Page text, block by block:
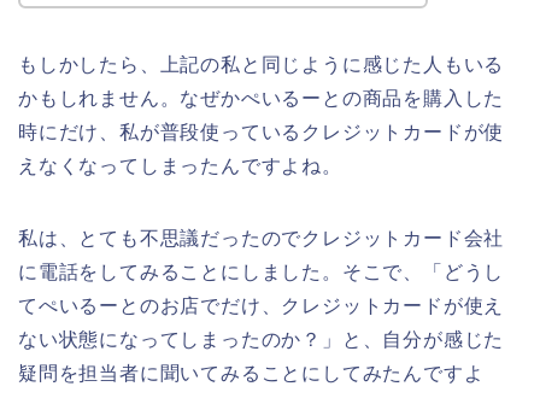
もしかしたら、上記の私と同じように感じた人もいる
かもしれません。なぜかぺいるーとの商品を購入した
時にだけ、私が普段使っているクレジットカードが使
えなくなってしまったんですよね。
私は、とても不思議だったのでクレジットカード会社
に電話をしてみることにしました。そこで、「どうし
てぺいるーとのお店でだけ、クレジットカードが使え
ない状態になってしまったのか？」と、自分が感じた
疑問を担当者に聞いてみることにしてみたんですよ